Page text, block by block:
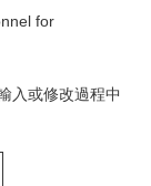
for
入或修改過程中